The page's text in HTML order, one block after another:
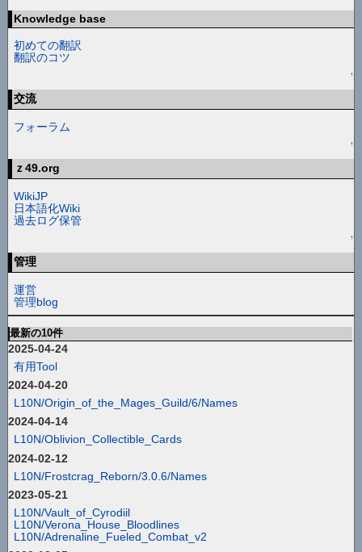
Knowledge base
初めての翻訳
翻訳のコツ
↑
交流
フォーラム
↑
ｚ49.org
WikiJP
日本語化Wiki
過去ログ保管
↑
管理
運営
管理blog
最新の10件
2025-04-24
有用Tool
2024-04-20
L10N/Origin_of_the_Mages_Guild/6/Names
2024-04-14
L10N/Oblivion_Collectible_Cards
2024-02-12
L10N/Frostcrag_Reborn/3.0.6/Names
2023-05-21
L10N/Vault_of_Cyrodiil
L10N/Verona_House_Bloodlines
L10N/Adrenaline_Fueled_Combat_v2